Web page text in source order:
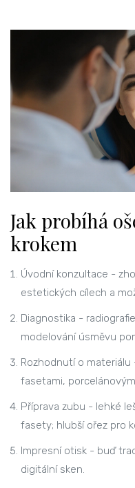
Jak probíhá
krokem
Úvodní konzultace -
estetických cílech a
Diagnostika -
modelování úsměvu
Rozhodnutí o materiálu
fasetami,
Příprava zubu - lehké
fasety; hlubší ořez pro
Impresní otisk - buď
digitální sken.